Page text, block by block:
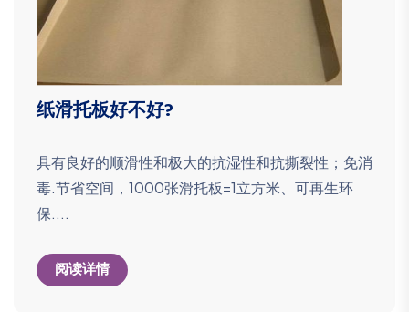
纸滑托板好不好?
具有良好的顺滑性和极大的抗湿性和抗撕裂性；免消
毒.节省空间，1000张滑托板=1立方米、可再生环
保....
阅读详情